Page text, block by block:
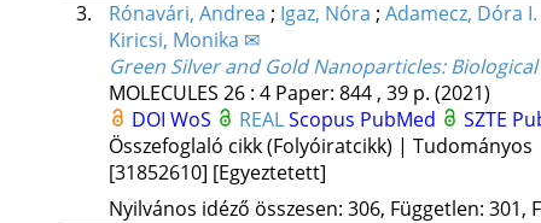
3.
Rónavári, Andrea ; Igaz, Nóra ; Adamecz, Dóra I.
Kiricsi, Monika ✉
Green Silver and Gold Nanoparticles:
MOLECULES 26: 4 Paper: 844 , 39 p. (2021)
DOI WoS REALScopus PubMed
SZTE
Összefoglaló cikk (Folyóiratcikk) | Tudományos
[31852610] [Egyeztetett]
Nyilvános idéző összesen: 306, Független: 301,